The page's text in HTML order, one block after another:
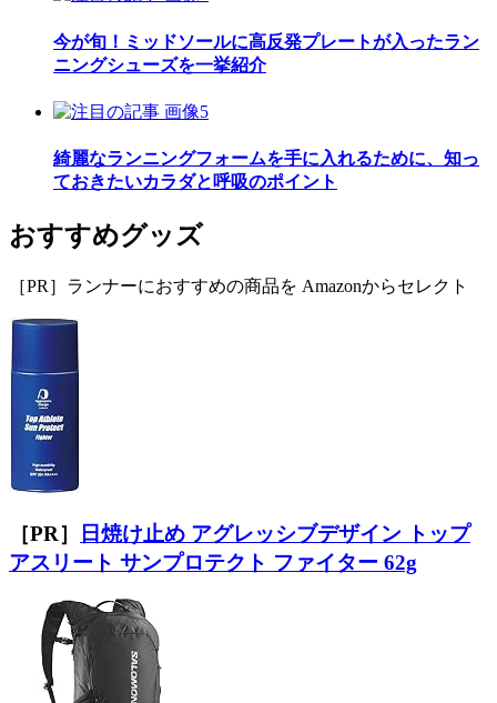
今が旬！ミッドソールに高反発プレートが入ったラン
ニングシューズを一挙紹介
綺麗なランニングフォームを手に入れるために、知っ
ておきたいカラダと呼吸のポイント
おすすめグッズ
［PR］ランナーにおすすめの商品を Amazonからセレクト
［PR］
日焼け止め アグレッシブデザイン トップ
アスリート サンプロテクト ファイター 62g